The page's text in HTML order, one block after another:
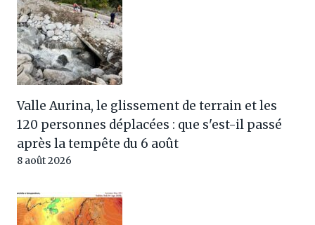
Valle Aurina, le glissement de terrain et les
120 personnes déplacées : que s'est-il passé
après la tempête du 6 août
8 août 2026